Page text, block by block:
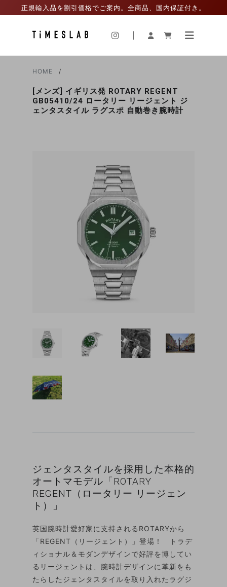
正規輸入品を割引価格でご案内。全商品、国内保証付き。
HOME
[メンズ] イギリス発 ROTARY REGENT
GB05410/24 ロータリー リージェント ジ
ェンタスタイル ラグスポ 自動巻き腕時計
ジェンタスタイルを採用した本格的
オートマモデル「ROTARY
REGENT（ロータリー リージェン
ト）」
英国腕時計愛好家に支持されるROTARYから
「REGENT（リージェント）」登場！ トラデ
ィショナル＆モダンデザインで好評を博してい
るリージェントは、腕時計デザインに革新をも
たらしたジェンタスタイルを取り入れたラグジ